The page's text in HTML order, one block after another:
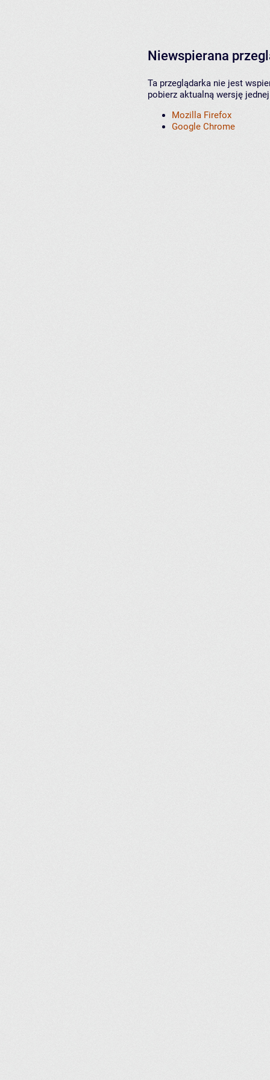
Niewspierana
Ta przeglądarka nie jest
pobierz aktualną wersję
Mozilla Firefox
Google Chrome